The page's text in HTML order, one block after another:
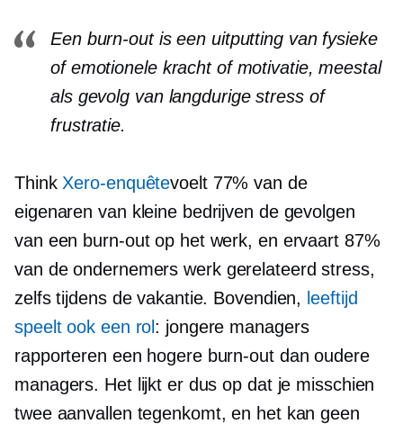
Een burn-out is een uitputting van fysieke
of emotionele kracht of motivatie, meestal
als gevolg van langdurige stress of
frustratie.
Think Xero-enquêtevoelt 77% van de
eigenaren van kleine bedrijven de gevolgen
van een burn-out op het werk, en ervaart 87%
van de ondernemerswerk gerelateerd stress,
zelfs tijdens de vakantie. Bovendien, leeftijd
speelt ook een rol : jongere managers
rapporteren een hogere burn-out dan oudere
managers. Het lijkt er dus op dat je misschien
twee aanvallen tegenkomt, en het kan geen